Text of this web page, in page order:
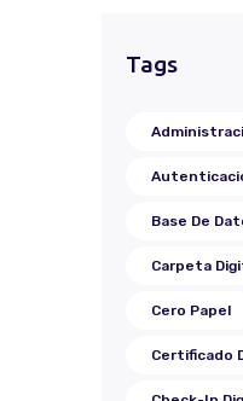
Tags
Base De
Carpeta
Cero Papel
Certificado